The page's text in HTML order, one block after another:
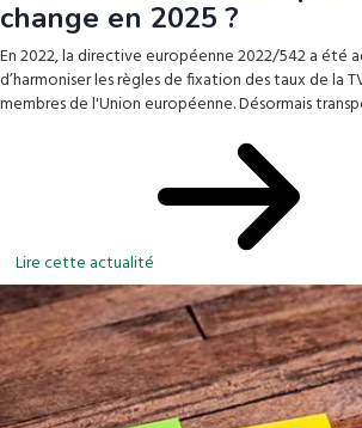
change en 2025 ?
En 2022, la directive européenne 2022/542 a été
d’harmoniser les règles de fixation des taux de la
membres de l'Union européenne. Désormais
Lire cette actualité